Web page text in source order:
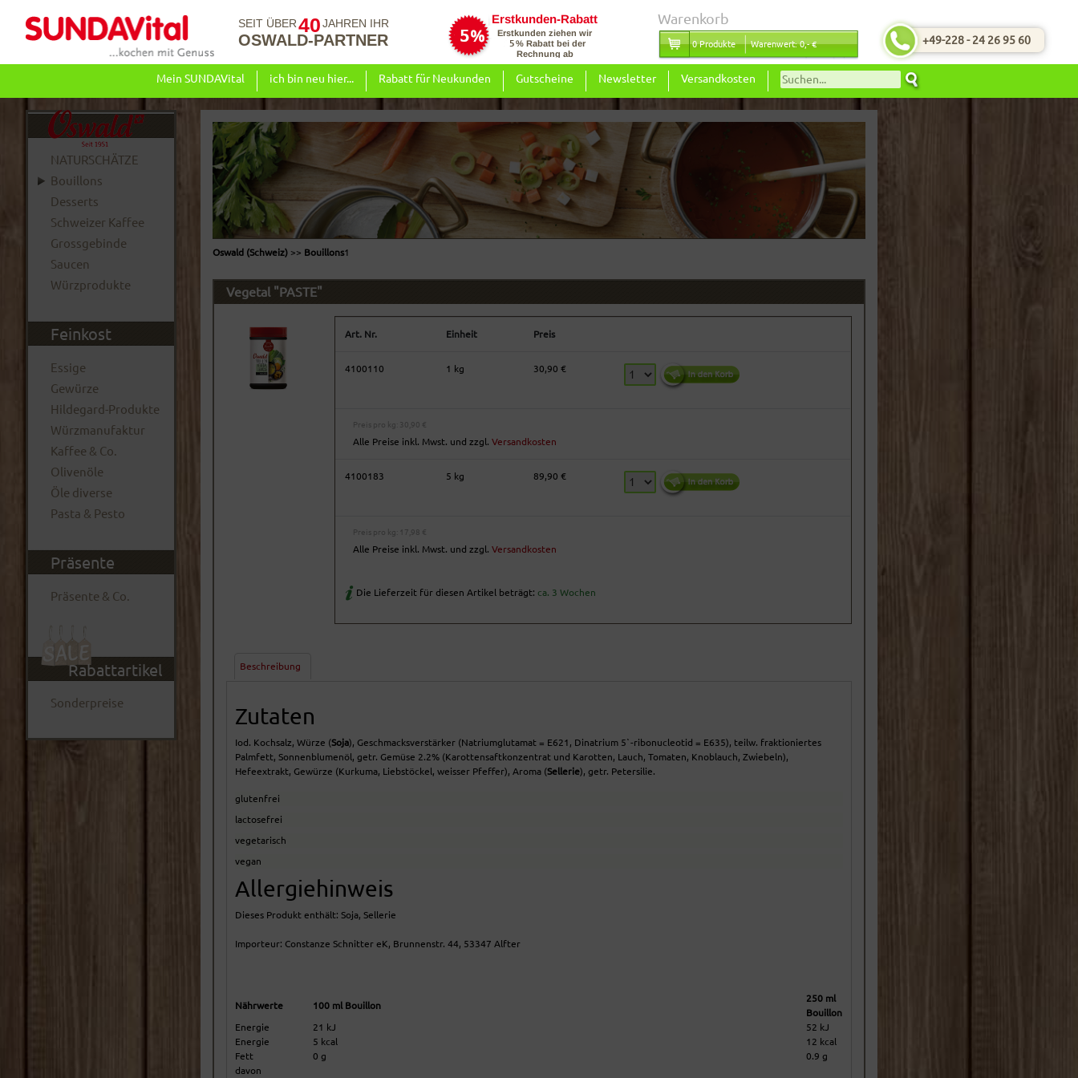
SEIT ÜBER40JAHREN IHR
OSWALD-PARTNER
Warenkorb
0 Produkte Warenwert: 0,- € +49-228 - 24 26 95 60
Mein SUNDAVital ich bin neu hier... Rabatt für Neukunden Gutscheine Newsletter Versandkosten
NATURSCHÄTZE
Bouillons
Desserts
Schweizer Kaffee
Grossgebinde
Saucen
Würzprodukte
Feinkost
Essige
Gewürze
Hildegard-Produkte
Würzmanufaktur
Kaffee & Co.
Olivenöle
Öle diverse
Pasta & Pesto
Präsente
Präsente & Co.
Rabattartikel
Sonderpreise
Oswald (Schweiz) >> Bouillons1
Vegetal "PASTE"
Art. Nr. Einheit Preis
4100110 1 kg 30,90 €
Preis pro kg: 30,90 €
Alle Preise inkl. Mwst. und zzgl.Versandkosten
4100183 5 kg 89,90 €
Preis pro kg: 17,98 €
Alle Preise inkl. Mwst. und zzgl.Versandkosten
Die Lieferzeit für diesen Artikel beträgt: ca. 3 Wochen
Beschreibung
Zutaten
Iod. Kochsalz, Würze (Soja), Geschmacksverstärker (Natriumglutamat = E621, Dinatrium 5`-ribonucleotid = E635), teilw. fraktioniertes
Palmfett, Sonnenblumenöl, getr. Gemüse 2.2% (Karottensaftkonzentrat und Karotten, Lauch, Tomaten, Knoblauch, Zwiebeln),
Hefeextrakt, Gewürze (Kurkuma, Liebstöckel, weisser Pfeffer), Aroma (Sellerie), getr. Petersilie.
glutenfrei
lactosefrei
vegetarisch
vegan
Allergiehinweis
Dieses Produkt enthält: Soja, Sellerie
Importeur: Constanze Schnitter eK, Brunnenstr. 44, 53347 Alfter
Nährwerte 100 ml Bouillon
250 ml
Bouillon
Energie
21 kJ
52 kJ
Energie
5 kcal
12 kcal
Fett
0 g
0.9 g
davon